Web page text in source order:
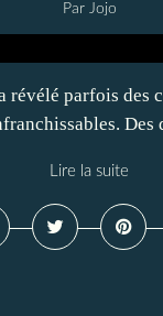
Par Jojo
révélé parfois
Des
Lire la suite